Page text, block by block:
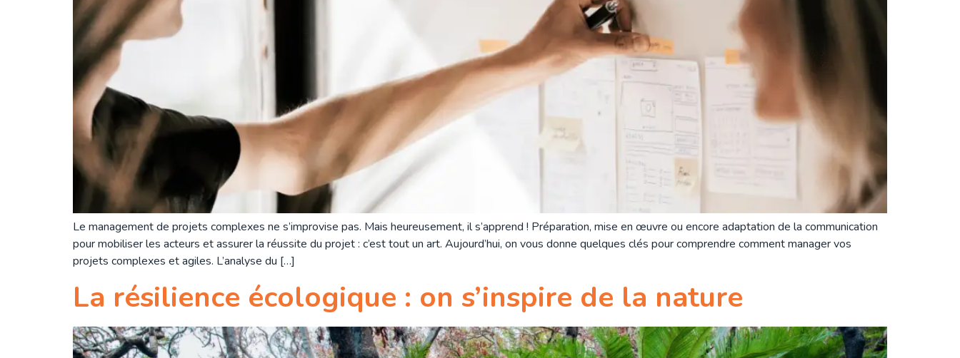
Le management de projets complexes ne s’improvise pas. Mais heureusement, il s’apprend ! Préparation, mise en œuvre ou encore adaptation de la communication
pour mobiliser les acteurs et assurer la réussite du projet : c’est tout un art. Aujourd’hui, on vous donne quelques clés pour comprendre comment manager vos
projets complexes et agiles. L’analyse du […]
La résilience écologique : on s’inspire de la nature